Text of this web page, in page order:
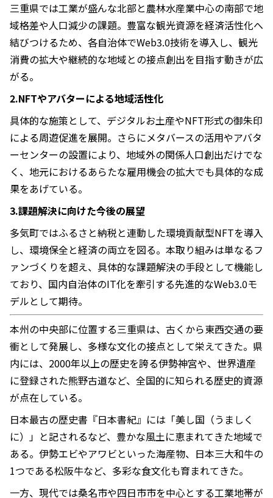
三重県では工業が盛んな北部と農林水産業中心の南部で地
域格差や人口減少の課題。豊富な観光資源を経済活性化へ
結びつけるため、各自治体でWeb3.0技術を導入し、観光
消費の拡大や継続的な地域との接点創出を目指す動きが広
がる。
2.NFTやアバターによる地域活性化
具体的な施策として、デジタルお土産やNFT形式の御朱印
による周遊促進を展開。さらにメタバースの活用やアバタ
ーセンターの設置により、地域外の関係人口創出だけでな
く、地元におけるあらたな雇用機会の拡大でも具体的な成
果をあげている。
3.課題解決に向けた今後の展望
多気町ではふるさと納税と連動した環境貢献型NFTを導入
し、環境保全と経済の両立を図る。本取り組みは単なるフ
ァンづくりを超え、具体的な課題解決の手段として機能し
ており、国内自治体のIT化を牽引する先進的なWeb3.0モ
デルとして期待。
本州の中央部に位置する三重県は、古くから東西交通の要
衝として発展し、多様な文化の接点として栄えてきた。県
内には、2000年以上の歴史を誇る伊勢神宮や、世界遺産
に登録された熊野古道など、全国的に知られる歴史的資源
が点在している。
日本最古の歴史書『日本書紀』には「美し国（うましく
に）」と記されるなど、豊かな風土に恵まれてきた地域で
ある。伊勢エビやアワビといった海産物、日本三大和牛の
1つである松阪牛など、多彩な食文化も育まれてきた。
一方、現代では桑名市や四日市市を中心とする工業地帯が